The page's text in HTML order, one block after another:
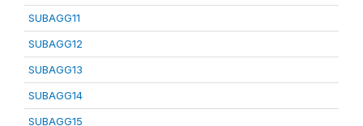
SUBAGG11
SUBAGG12
SUBAGG13
SUBAGG14
SUBAGG15